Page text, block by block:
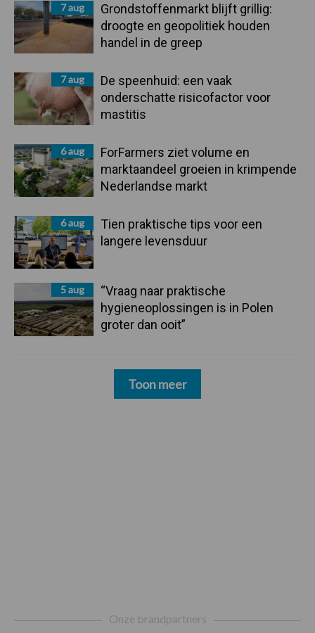
7 aug
Grondstoffenmarkt blijft grillig:
droogte en geopolitiek houden
handel in de greep
7 aug
De speenhuid: een vaak
onderschatte risicofactor voor
mastitis
6 aug
ForFarmers ziet volume en
marktaandeel groeien in krimpende
Nederlandse markt
6 aug
Tien praktische tips voor een
langere levensduur
5 aug
“Vraag naar praktische
hygieneoplossingen is in Polen
groter dan ooit”
Toon meer
Onze brandpartners